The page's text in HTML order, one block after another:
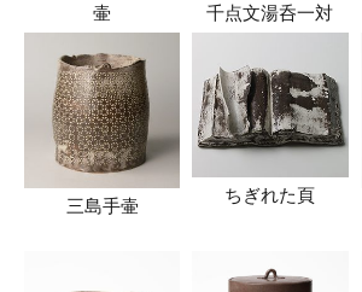
壷 千点文湯呑一対
三島手壷
ちぎれた頁